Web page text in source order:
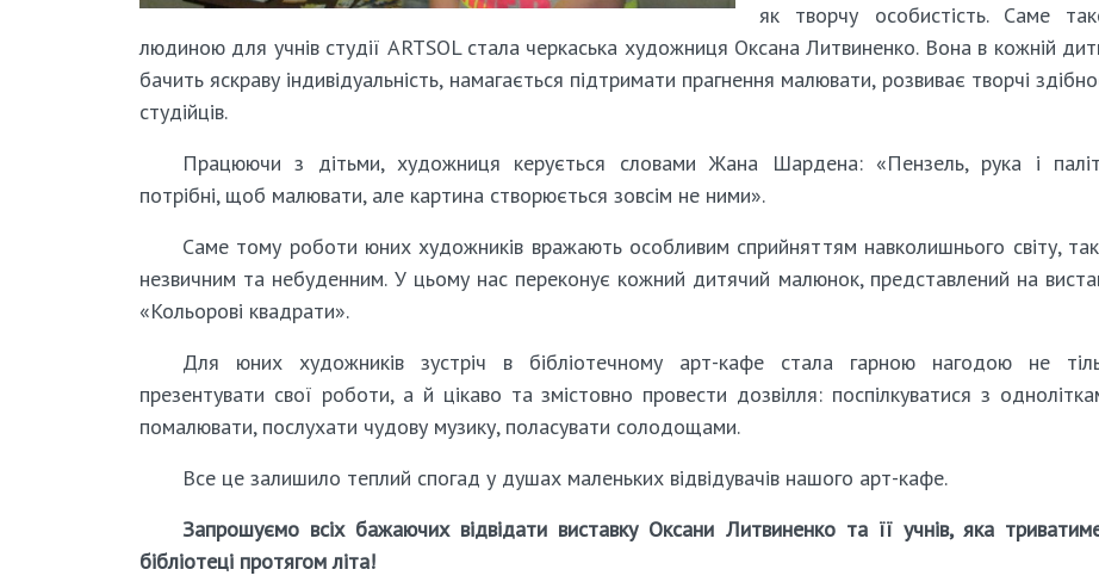
як творчу особистість. Саме
людиною для учнів студії ARTSOL стала черкаська художниця Оксана Литвиненко. Вона в кожній
бачить яскраву індивідуальність, намагається підтримати прагнення малювати, розвиває творчі
студійців.
Працюючи з дітьми, художниця керується словами Жана Шардена: «Пензель, рука і
потрібні, щоб малювати, але картина створюється зовсім не ними».
Саме тому роботи юних художників вражають особливим сприйняттям навколишнього світу,
незвичним та небуденним. У цьому нас переконує кожний дитячий малюнок, представлений на
«Кольорові квадрати».
Для юних художників зустріч в бібліотечному арт-кафе стала гарною нагодою не
презентувати свої роботи, а й цікаво та змістовно провести дозвілля: поспілкуватися з
помалювати, послухати чудову музику, поласувати солодощами.
Все це залишило теплий спогад у душах маленьких відвідувачів нашого арт-кафе.
Запрошуємо всіх бажаючих відвідати виставку Оксани Литвиненко та її учнів, яка
бібліотеці протягом літа!